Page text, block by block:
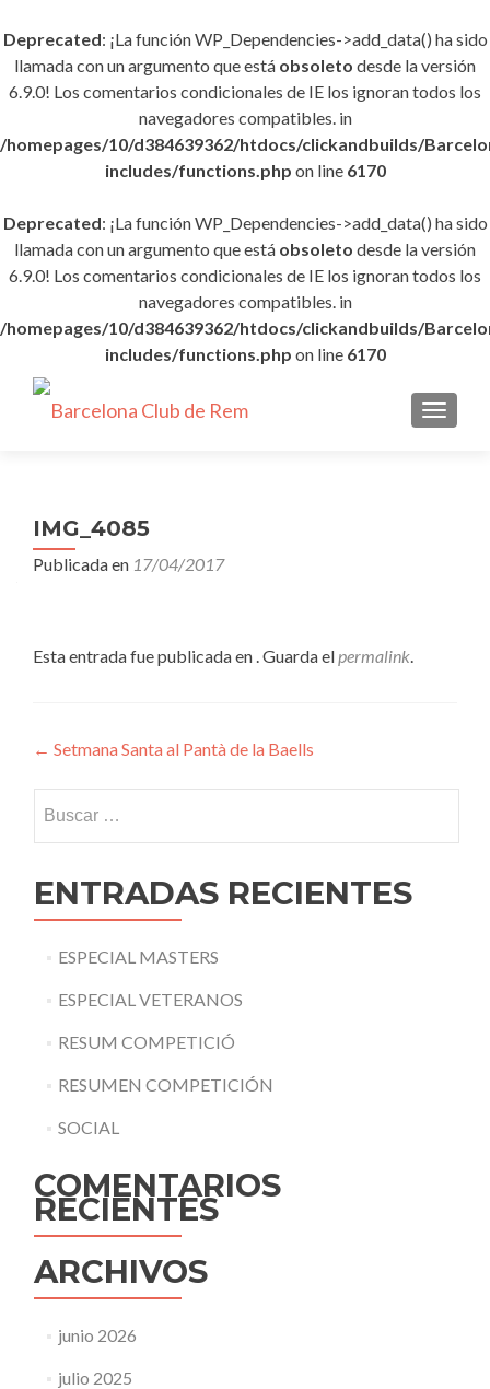
Deprecated: ¡La función WP_Dependencies->add_data() ha sido
llamada con un argumento que está obsoleto desde la versión
6.9.0! Los comentarios condicionales de IE los ignoran todos los
navegadores compatibles. in
/homepages/10/d384639362/htdocs/clickandbuilds/
includes/functions.php on line 6170
Deprecated: ¡La función WP_Dependencies->add_data() ha sido
llamada con un argumento que está obsoleto desde la versión
6.9.0! Los comentarios condicionales de IE los ignoran todos los
navegadores compatibles. in
/homepages/10/d384639362/htdocs/clickandbuilds/
includes/functions.php on line 6170
IMG_4085
Publicada en 17/04/2017
Esta entrada fue publicada en . Guarda elpermalink.
Navegación
de
entradas
← Setmana Santa al Pantà de la Baells
ENTRADAS RECIENTES
ESPECIAL MASTERS
ESPECIAL VETERANOS
RESUM COMPETICIÓ
RESUMEN COMPETICIÓN
SOCIAL
COMENTARIOS
RECIENTES
ARCHIVOS
junio 2026
julio 2025